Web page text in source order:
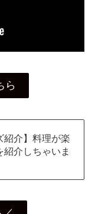
ら
紹介】料理が楽
紹介しちゃいま